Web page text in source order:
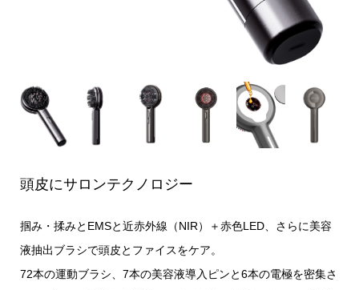
頭皮にサロンテクノロジー
掴み・揉みとEMSと近赤外線（NIR）＋赤色LED、さらに美容
液抽出ブラシで頭皮とファイスをケア。
72本の運動ブラシ、7本の美容液導入ピンと6本の電極を密集さ